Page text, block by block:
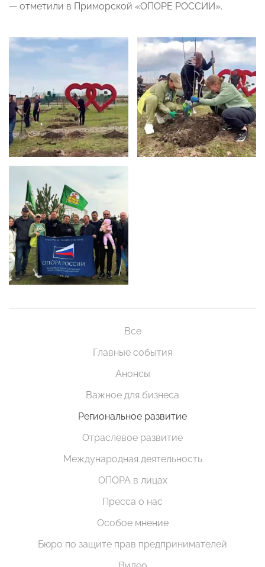
— отметили в Приморской «ОПОРЕ РОССИИ».
Все
Главные события
Анонсы
Важное для бизнеса
Региональное развитие
Отраслевое развитие
Международная деятельность
ОПОРА в лицах
Пресса о нас
Особое мнение
Бюро по защите прав предпринимателей